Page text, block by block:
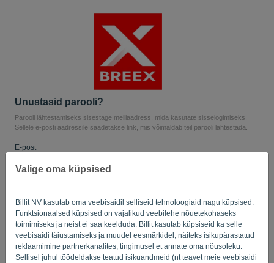
Valige oma küpsised
Billit NV kasutab oma veebisaidil selliseid tehnoloogiaid nagu küpsised.
Funktsionaalsed küpsised on vajalikud veebilehe nõuetekohaseks
toimimiseks ja neist ei saa keelduda. Billit kasutab küpsiseid ka selle
veebisaidi täiustamiseks ja muudel eesmärkidel, näiteks isikupärastatud
reklaamimine partnerkanalites, tingimusel et annate oma nõusoleku.
Sellisel juhul töödeldakse teatud isikuandmeid (nt teavet meie veebisaidi
Unustasid parooli?
Parooli lähtestamiseks sisestage meiliaadress, mida kasutate sisselogimiseks.
Sellele e-posti aadressile saadetakse link, mis võimaldab teil parooli lähtestada.
E-post
SAADA LINK